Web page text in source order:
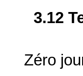
3.12
Zéro